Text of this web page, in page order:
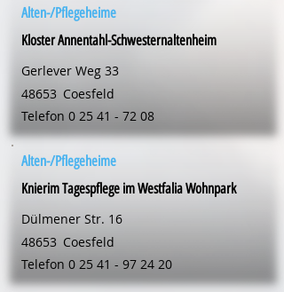
Alten-/Pflegeheime
Kloster Annentahl-Schwesternaltenheim
Gerlever Weg 33
48653 Coesfeld
Telefon 0 25 41 - 72 08
Alten-/Pflegeheime
Knierim Tagespflege im Westfalia Wohnpark
Dülmener Str. 16
48653 Coesfeld
Telefon 0 25 41 - 97 24 20